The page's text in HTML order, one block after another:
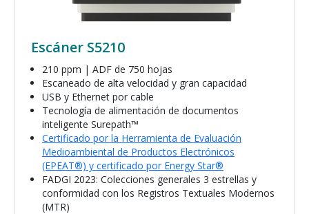
Escáner S5210
210 ppm | ADF de 750 hojas
Escaneado de alta velocidad y gran capacidad
USB y Ethernet por cable
Tecnología de alimentación de documentos
inteligente Surepath™
Certificado por la Herramienta de Evaluación
Medioambiental de Productos Electrónicos
(EPEAT®) y certificado por Energy Star®
FADGI 2023: Colecciones generales 3 estrellas y
conformidad con los Registros Textuales Modernos
(MTR)